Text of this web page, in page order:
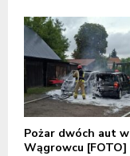
Pożar dwóch aut w
Wągrowcu [FOTO]